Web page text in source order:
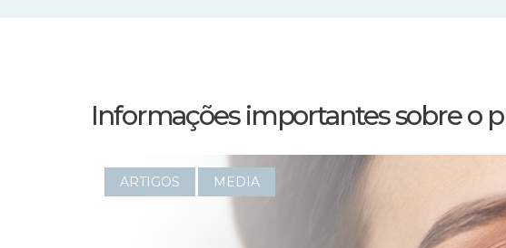
Informações importantes sobre o
ARTIGOS MEDIA